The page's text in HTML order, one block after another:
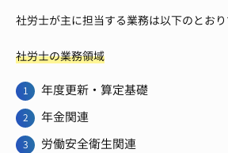
社労士が主に担当する業務は以下のとおり
社労士の業務領域
年度更新・算定基礎
年金関連
労働安全衛生関連